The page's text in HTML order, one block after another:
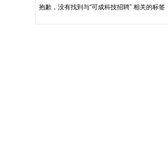
抱歉，没有找到与“可成科技招聘” 相关的标签